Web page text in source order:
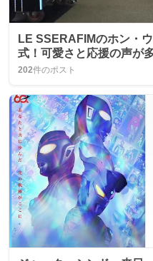
LE SSERAFIMのホン・
式！可愛さと応援の声が
202件のポスト